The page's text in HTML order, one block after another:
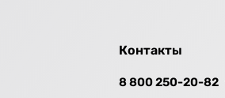
Контакты
8 800 250-20-82